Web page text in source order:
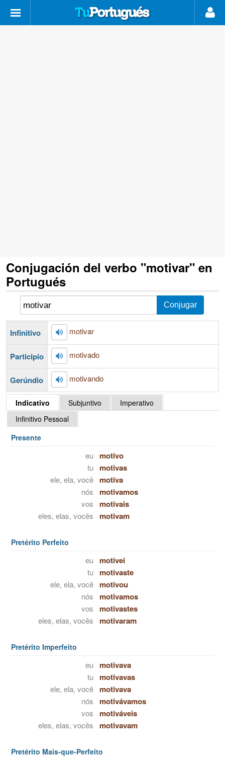
Conjugación del verbo "motivar" en
Portugués
Infinitivo motivar
Participio motivado
Gerúndio motivando
Indicativo Subjuntivo
Imperativo
Infinitivo Pessoal
Presente
eu motivo
tu motivas
ele, ela, você motiva
nós motivamos
vos motivais
eles, elas, vocês motivam
Pretérito Perfeito
eu motivei
tu motivaste
ele, ela, você motivou
nós motivamos
vos motivastes
eles, elas, vocês motivaram
Pretérito Imperfeito
eu motivava
tu motivavas
ele, ela, você motivava
nós motivávamos
vos motiváveis
eles, elas, vocês motivavam
Pretérito Mais-que-Perfeito